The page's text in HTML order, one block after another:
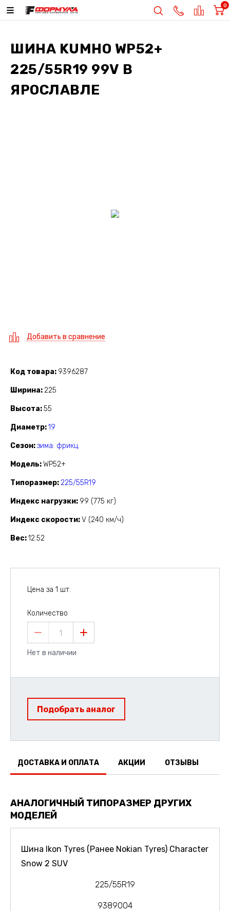
0
ШИНА KUMHO WP52+
225/55R19 99V В
ЯРОСЛАВЛЕ
Добавить в сравнение
Код товара 9396287
Ширина 225
Высота 55
Диаметр 19
Сезон зима: фрикц.
Модель WP52+
Типоразмер 225/55R19
Индекс нагрузки 99 (775 кг)
Индекс скорости V (240 км/ч)
Вес 12.52
Цена за 1 шт.
Количество
1
Нет в наличии
Подобрать аналог
ДОСТАВКА И ОПЛАТА АКЦИИ ОТЗЫВЫ
АНАЛОГИЧНЫЙ ТИПОРАЗМЕР ДРУГИХ
МОДЕЛЕЙ
Шина Ikon Tyres (Ранее Nokian Tyres) Character
Snow 2 SUV
225/55R19
9389004